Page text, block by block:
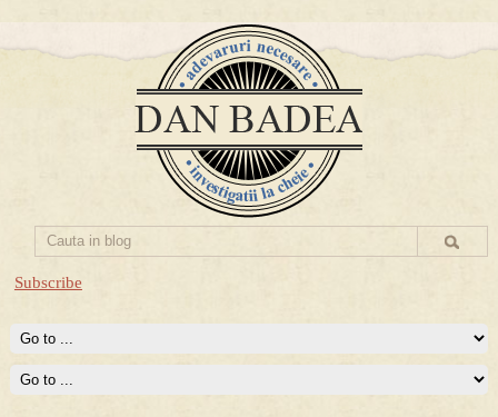
Subscribe
Prima mea carte publicata (Nemira)
Averea Presedintelui: prima lucrare despre controversatele
conturi secrete ale Securitatii.